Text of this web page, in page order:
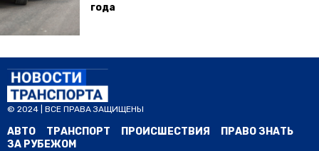
года
© 2024 | ВСЕ ПРАВА ЗАЩИЩЕНЫ
АВТО ТРАНСПОРТ ПРОИСШЕСТВИЯ
ПРАВО ЗНАТЬ
ЗА РУБЕЖОМ